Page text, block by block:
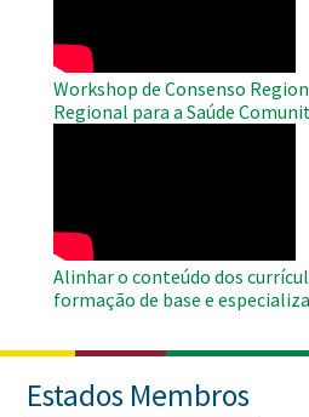
Workshop de Consenso
Regional para a Saúde
Alinhar o conteúdo dos
formação de base e
Estados Membros